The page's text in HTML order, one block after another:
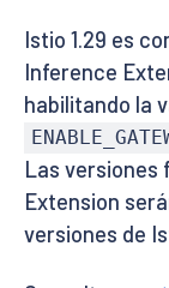
Istio 1.29 es
Inference
habilitando la
Las versiones
Extension
versiones de